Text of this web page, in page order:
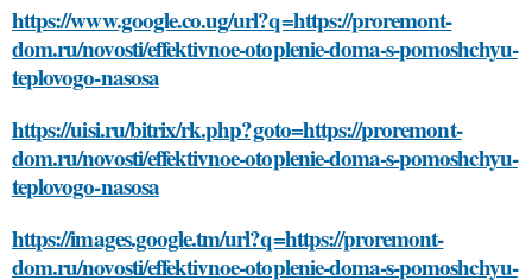
https://www.google.co.ug/url?q=https://proremont-
dom.ru/novosti/effektivnoe-otoplenie-doma-s-pomoshchyu-
teplovogo-nasosa
https://uisi.ru/bitrix/rk.php?goto=https://proremont-
dom.ru/novosti/effektivnoe-otoplenie-doma-s-pomoshchyu-
teplovogo-nasosa
https://images.google.tm/url?q=https://proremont-
dom.ru/novosti/effektivnoe-otoplenie-doma-s-pomoshchyu-